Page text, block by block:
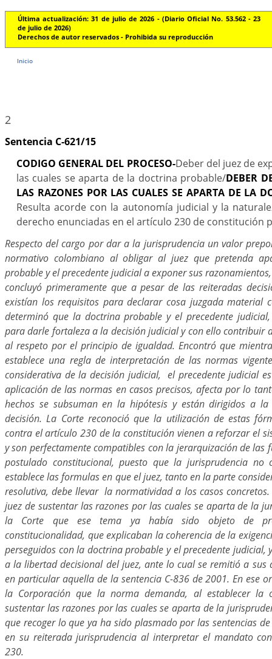
Última actualización: 31 de julio de 2026 - (Diario Oficial No. 53.562 - 23
de julio de 2026)
Derechos de autor reservados - Prohibida su reproducción
Inicio
2
Sentencia C-621/15
CODIGO GENERAL DEL PROCESO-Deber del juez de
las cuales se aparta de la doctrina probable/DEBER
LAS RAZONES POR LAS CUALES SE APARTA DE LA
Resulta acorde con la autonomía judicial y la
derecho enunciadas en el artículo 230 de constitución
Respecto del cargo por dar a la jurisprudencia un valor
normativo colombiano al obligar al juez que pretenda
probable y el precedente judicial a exponer sus
concluyó primeramente que a pesar de las reiteradas
existían los requisitos para declarar cosa juzgada material
determinó que la doctrina probable y el precedente
para darle fortaleza a la decisión judicial y con ello contribuir
al respeto por el principio de igualdad. Encontró que
establece una regla de interpretación de las normas
considerativa de la decisión judicial, el precedente judicial
aplicación de las normas en casos precisos, afecta por lo
hechos se subsuman en la hipótesis y están dirigidos a
decisión. La Corte reconoció que la utilización de estas
contra el artículo 230 de la constitución vienen a reforzar el
y son perfectamente compatibles con la jerarquización de las
postulado constitucional, puesto que la jurisprudencia no
establece las formulas en que el juez, tanto en la parte
resolutiva, debe llevar la normatividad a los casos
juez de sustentar las razones por las cuales se aparta de la
la Corte que ese tema ya había sido objeto de
constitucionalidad, que explicaban la coherencia de la
perseguidos con la doctrina probable y el precedente judicial,
a la libertad decisional del juez, ante lo cual se remitió a sus
en particular aquella de la sentencia C-836 de 2001. En ese
la Corporación que la norma demanda, al establecer la
sustentar las razones por las cuales se aparta de la
que recoger lo que ya ha sido plasmado por las sentencias
en su reiterada jurisprudencia al interpretar el mandato
230.